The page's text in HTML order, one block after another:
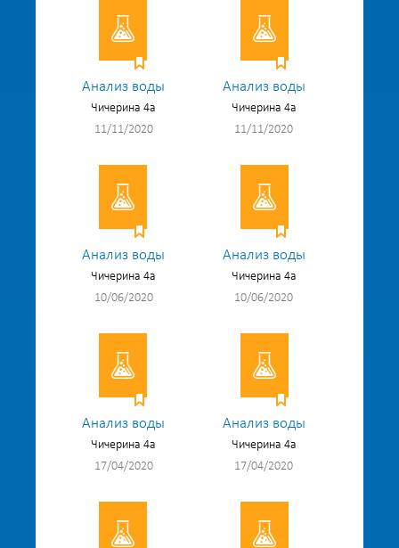
Анализ воды
Чичерина 4а
11/11/2020
Анализ воды
Чичерина 4а
11/11/2020
Анализ воды
Чичерина 4а
10/06/2020
Анализ воды
Чичерина 4а
10/06/2020
Анализ воды
Чичерина 4а
17/04/2020
Анализ воды
Чичерина 4а
17/04/2020